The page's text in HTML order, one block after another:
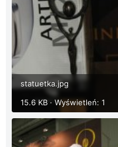
statuetka.jpg
15.6 KB · Wyświetleń: 1